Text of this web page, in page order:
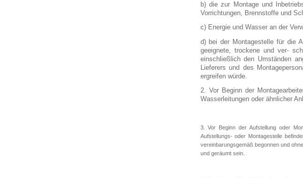
b) die zur Montage und
Vorrichtungen, Brennstoffe und
c) Energie und Wasser an der
d) bei der Montagestelle für die
geeignete, trockene und ver-
einschließlich den Umständen
Lieferers und des
ergreifen würde.
2. Vor Beginn der
Wasserleitungen oder ähnlicher
3. Vor Beginn der Aufstellung oder
Aufstellungs- oder Montagestelle
vereinbarungsgemäß begonnen und
und geräumt sein.